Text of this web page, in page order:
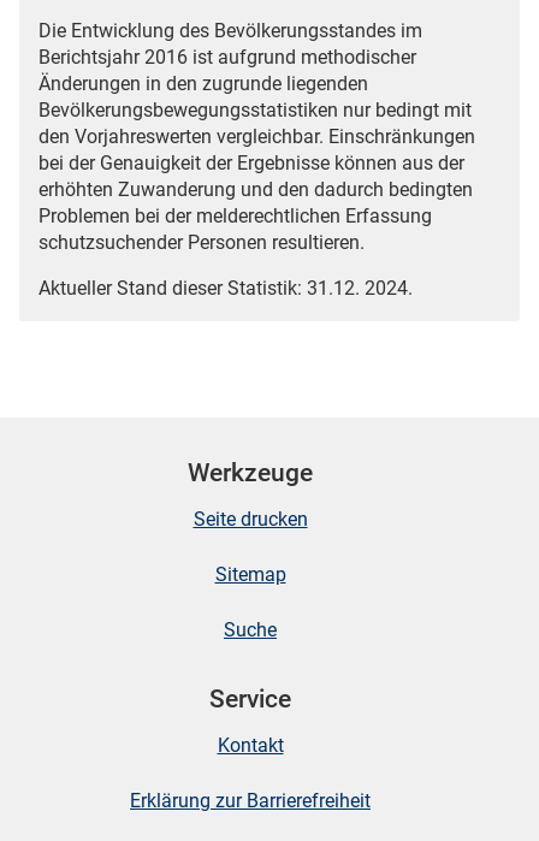
Die Entwicklung des Bevölkerungsstandes im
Berichtsjahr 2016 ist aufgrund methodischer
Änderungen in den zugrunde liegenden
Bevölkerungsbewegungsstatistiken nur bedingt mit
den Vorjahreswerten vergleichbar. Einschränkungen
bei der Genauigkeit der Ergebnisse können aus der
erhöhten Zuwanderung und den dadurch bedingten
Problemen bei der melderechtlichen Erfassung
schutzsuchender Personen resultieren.
Aktueller Stand dieser Statistik: 31.12. 2024.
Werkzeuge
Seite drucken
Sitemap
Suche
Service
Kontakt
Erklärung zur Barrierefreiheit